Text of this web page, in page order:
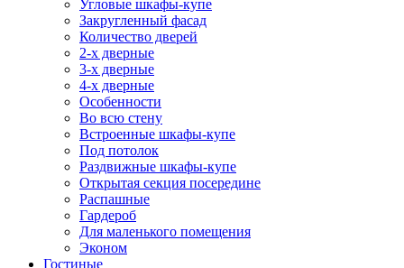
Угловые шкафы-купе
Закругленный фасад
Количество дверей
2-х дверные
3-х дверные
4-х дверные
Особенности
Во всю стену
Встроенные шкафы-купе
Под потолок
Раздвижные шкафы-купе
Открытая секция посередине
Распашные
Гардероб
Для маленького помещения
Эконом
Гостиные